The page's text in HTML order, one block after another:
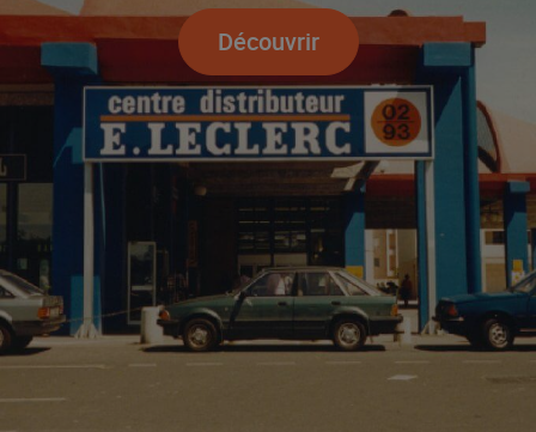
Découvrir